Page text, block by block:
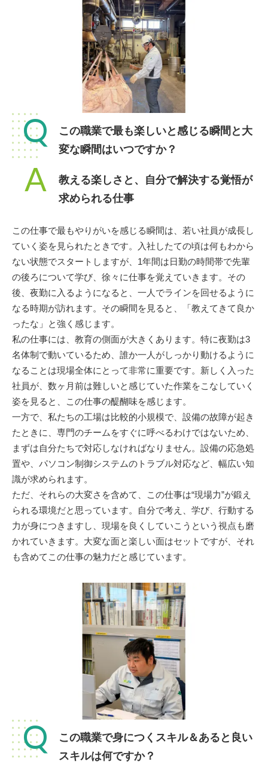
Q
この職業で最も楽しいと感じる瞬間と大
変な瞬間はいつですか？
A
教える楽しさと、自分で解決する覚悟が
求められる仕事
この仕事で最もやりがいを感じる瞬間は、若い社員が成長し
ていく姿を見られたときです。入社したての頃は何もわから
ない状態でスタートしますが、1年間は日勤の時間帯で先輩
の後ろについて学び、徐々に仕事を覚えていきます。その
後、夜勤に入るようになると、一人でラインを回せるように
なる時期が訪れます。その瞬間を見ると、「教えてきて良か
ったな」と強く感じます。
私の仕事には、教育の側面が大きくあります。特に夜勤は3
名体制で動いているため、誰か一人がしっかり動けるように
なることは現場全体にとって非常に重要です。新しく入った
社員が、数ヶ月前は難しいと感じていた作業をこなしていく
姿を見ると、この仕事の醍醐味を感じます。
一方で、私たちの工場は比較的小規模で、設備の故障が起き
たときに、専門のチームをすぐに呼べるわけではないため、
まずは自分たちで対応しなければなりません。設備の応急処
置や、パソコン制御システムのトラブル対応など、幅広い知
識が求められます。
ただ、それらの大変さを含めて、この仕事は“現場力”が鍛え
られる環境だと思っています。自分で考え、学び、行動する
力が身につきますし、現場を良くしていこうという視点も磨
かれていきます。大変な面と楽しい面はセットですが、それ
も含めてこの仕事の魅力だと感じています。
Q
この職業で身につくスキル＆あると良い
スキルは何ですか？